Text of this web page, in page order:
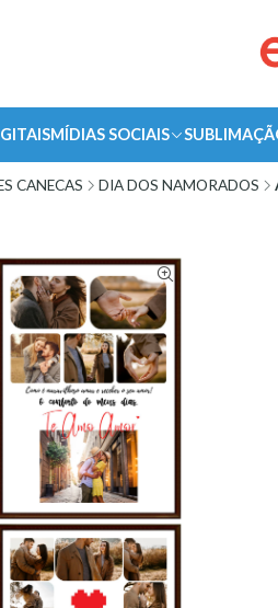
MÍDIAS SOCIAIS
CANECAS DIA DOS NAMORADOS